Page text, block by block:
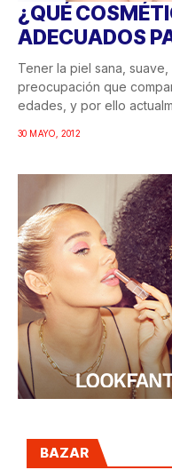
¿QUÉ
ADECUADOS
Tener la piel sana,
preocupación que
edades, y por ello
30 MAYO, 2012
BAZAR